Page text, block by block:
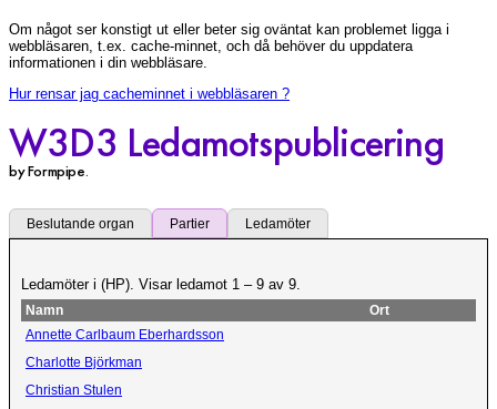
Om något ser konstigt ut eller beter sig oväntat kan problemet ligga i
webbläsaren, t.ex. cache-minnet, och då behöver du uppdatera
informationen i din webbläsare.
Hur rensar jag cacheminnet i webbläsaren ?
W3D3 Ledamotspublicering
by Formpipe.
Beslutande organ Partier Ledamöter
Ledamöter i (HP). Visar ledamot 1 – 9 av 9.
Namn
Ort
Annette Carlbaum Eberhardsson
Charlotte Björkman
Christian Stulen